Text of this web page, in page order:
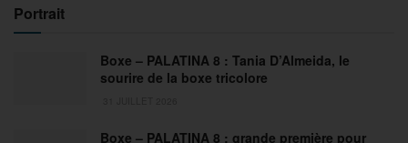
Portrait
Boxe – PALATINA 8 : Tania D’Almeida, le
sourire de la boxe tricolore
Boxe – PALATINA 8 : grande première pour